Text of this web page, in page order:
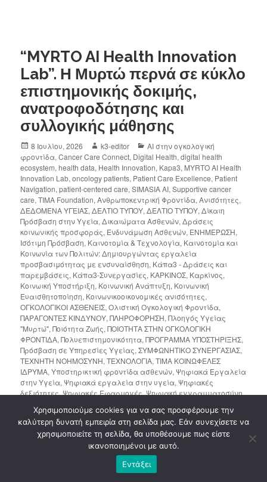
“MYRTO AI Health Innovation
Lab”. Η Μυρτώ περνά σε κύκλο
επιστημονικής δοκιμής,
ανατροφοδότησης και
συλλογικής μάθησης
8 Ιουλίου, 2026 k3-editor
AI στην ογκολογική
φροντίδα,Cancer Care Connect, Digital Health,digital health
ecosystem,health data, Health Innovation, Kapa3, MYRTO AI Health
Innovation Lab,oncology patients, Patient Care Excellence, Patient
Navigation,patient-centered care,SIMASIA AI,Supportive cancer
care,TIMA Foundation,Ανθρωποκεντρική Φροντίδα,Ανισότητες,
ΔΕΔΟΜΕΝΑ ΥΓΕΙΑΣ,ΔΕΛΤΙΟ ΤΥΠΟΥ,ΔΕΛΤΙΟ ΤΥΠΟΥ,Δίκαιη
Πρόσβαση στην Υγεία,Δικαιώματα Ασθενών,Δράσεις
κοινωνικής προσφοράς, Ενδυνάμωση Ασθενών, ΕΝΗΜΕΡΩΣΗ,
Ισότιμη Πρόσβαση, Καινοτομία & Τεχνολογία, Καινοτομία και
Κοινωνία των Πολιτών: Δημιουργώντας εργαλεία
προσβασιμότητας με ενσυναίσθηση, Κάπα3 - Δράσεις και
παρεμβάσεις, Κάπα3-Συνεργασίες, ΚΑΡΚΙΝΟΣ, Καρκίνος,
Κοινωική Υποστήριξη, Κοινωνική Ανάπτυξη, Κοινωνική
Ευαισθητοποίηση, Κοινωνικοοικονομικές ανισότητες,
ΟΓΚΟΛΟΓΙΚΟΙ ΑΣΘΕΝΕΙΣ,Ολιστική Ογκολογική Φροντίδα,
ΠΑΡΑΓΟΝΤΕΣ ΚΙΝΔΥΝΟΥ,ΠΛΗΡΟΦΟΡΗΣΗ,Πλοηγός Υγείας
"Μυρτώ",Ποιότητα Ζωής,ΠΟΙΟΤΗΤΑ ΣΤΗΝ ΟΓΚΟΛΟΓΙΚΗ
ΦΡΟΝΤΙΔΑ,Πολυεπιστημονικότητα,ΠΡΟΓΡΑΜΜΑ ΥΠΟΣΤΗΡΙΞΗΣ,
Πρόσβαση σε Υπηρεσίες Υγείας,ΣΥΜΦΩΝΗΤΙΚΟ ΣΥΝΕΡΓΑΣΙΑΣ,
ΤΕΧΝΗΤΗ ΝΟΗΜΟΣΥΝΗ,ΤΕΧΝΟΛΟΓΙΑ,ΤΙΜΑ ΚΟΙΝΩΦΕΛΕΣ
ΙΔΡΥΜΑ,Υποστηρικτική φροντίδα ασθενών,Ψηφιακά Εργαλεία
στην Υγεία,Ψηφιακά εργαλεία στην υγεία,Ψηφιακές
δεξιότητες,Ψηφιακές Εφαρμογές,Ψηφιακή εγγραμματοσύνη,
ΕΝΔΥΝΑΜΩΣΗ
Leave a comment
ΔΕΛΤΙΟ ΤΥΠΟΥ
Η «Μυρτώ» υπό επιστημονική αξιολόγηση:
Χρησιμοποιούμε cookies για να σας προσφέρουμε την
καλύτερη δυνατή εμπειρία στη σελίδα μας. Εάν συνεχίσετε να
χρησιμοποιείτε τη σελίδα, θα υποθέσουμε πως είστε
ικανοποιημένοι με αυτό.
Εντάξει